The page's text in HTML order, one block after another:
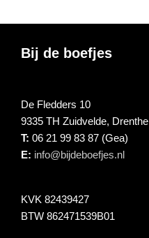
Bij de boefjes
De Fledders 10
9335 TH Zuidvelde, Drenthe
T: 06 21 99 83 87 (Gea)
E: info@bijdeboefjes.nl
KVK 82439427
BTW 862471539B01